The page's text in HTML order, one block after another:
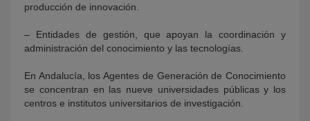
producción de innovación.
– Entidades de gestión, que apoyan la coordinación y
administración del conocimiento y las tecnologías.
En Andalucía, los Agentes de Generación de Conocimiento
se concentran en las nueve universidades públicas y los
centros e institutos universitarios de investigación.